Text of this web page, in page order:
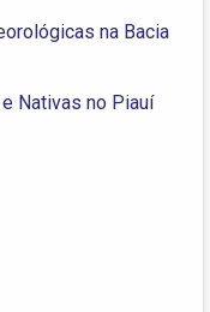
na Bacia
Nativas no Piauí